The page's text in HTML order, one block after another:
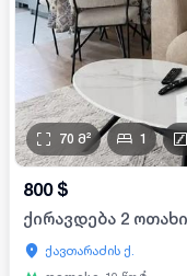
70 მ² 1
800 $
ქირავდება 2
ქავთარაძის ქ.